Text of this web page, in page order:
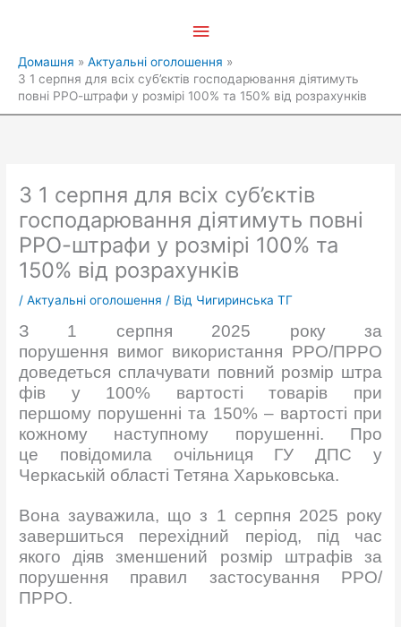
меню
Домашня
Актуальні оголошення
З 1 серпня для всіх суб’єктів господарювання діятимуть
повні РРО-штрафи у розмірі 100% та 150% від розрахунків
З 1 серпня для всіх суб’єктів
господарювання діятимуть повні
РРО-штрафи у розмірі 100% та
150% від розрахунків
/Актуальні оголошення / Від Чигиринська ТГ
З 1 серпня 2025 року за
порушення вимог використання РРО/ПРРО
доведеться сплачувати повний розмір штра
фів у 100% вартості товарів при
першому порушенні та 150% – вартості при
кожному наступному порушенні. Про
це повідомила очільниця ГУ ДПС у
Черкаській області Тетяна Харьковська.
Вона зауважила, що з 1 серпня 2025 року
завершиться перехідний період, під час
якого діяв зменшений розмір штрафів за
порушення правил застосування РРО/
ПРРО.